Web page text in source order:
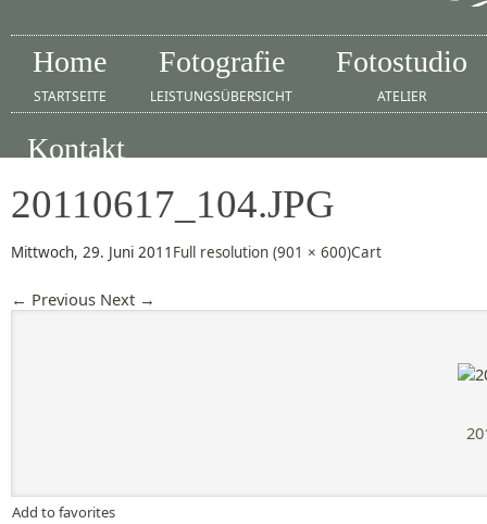
Home
STARTSEITE
Fotografie
LEISTUNGSÜBERSICHT
Fotostudio
ATELIER
Kontakt
20110617_104.JPG
Mittwoch, 29. Juni 2011 Full resolution (901 × 600)Cart
← Previous Next →
Add to favorites